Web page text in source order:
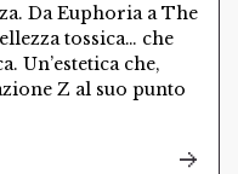
Da Euphoria a The
tossica… che
Un’estetica che,
Z al suo punto